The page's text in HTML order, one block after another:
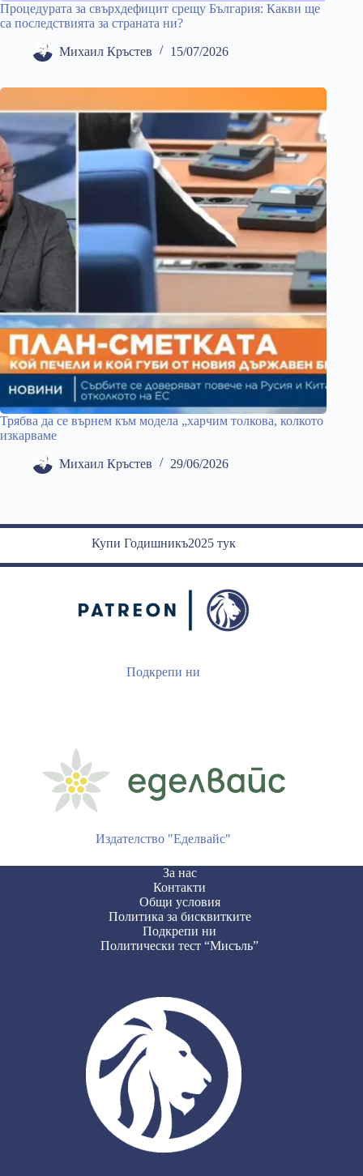
Процедурата за свърхдефицит срещу България: Какви ще
са последствията за страната ни?
Михаил Кръстев 15/07/2026
Трябва да се върнем към модела „харчим толкова, колкото
изкарваме
Михаил Кръстев 29/06/2026
Купи Годишникъ2025 тук
Подкрепи ни
Издателство "Еделвайс"
За нас
Контакти
Общи условия
Политика за бисквитките
Подкрепи ни
Политически тест “Мисъль”